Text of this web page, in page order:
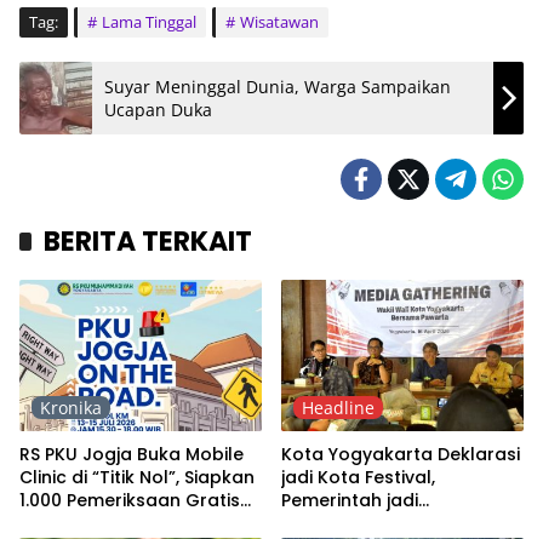
Tag: Lama Tinggal Wisatawan
Suyar Meninggal Dunia, Warga Sampaikan
Ucapan Duka
BERITA TERKAIT
Kronika
RS PKU Jogja Buka Mobile
Clinic di “Titik Nol”, Siapkan
1.000 Pemeriksaan Gratis
Headline
Kota Yogyakarta Deklarasi
jadi Kota Festival,
Pemerintah jadi